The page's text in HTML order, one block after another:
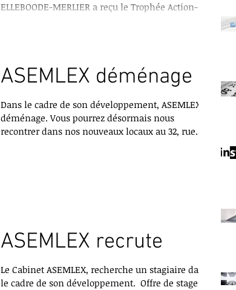
ELLEBOODE-MERLIER a reçu le Trophée Action-
ASEMLEX déménage
Dans le cadre de son développement, ASEMLEX
déménage. Vous pourrez désormais nous
recontrer dans nos nouveaux locaux au 32, rue
ASEMLEX recrute
Le Cabinet ASEMLEX, recherche un stagiaire dans
le cadre de son développement. ​ Offre de stage :